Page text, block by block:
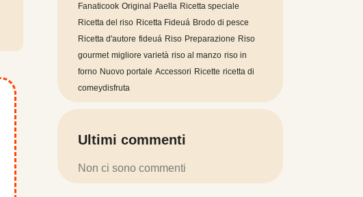
Fanaticook Original Paella Ricetta speciale
Ricetta del riso Ricetta Fideuá Brodo di pesce
Ricetta d'autore fideuá Riso Preparazione Riso
gourmet migliore varietà riso al manzo riso in
forno Nuovo portale Accessori Ricette ricetta di
comeydisfruta
Ultimi commenti
Non ci sono commenti